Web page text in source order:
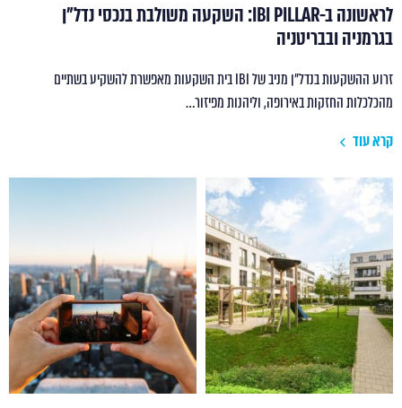
לראשונה ב-IBI PILLAR: השקעה משולבת בנכסי נדל"ן
בגרמניה ובבריטניה
זרוע ההשקעות בנדל"ן מניב של IBI בית השקעות מאפשרת להשקיע בשתיים
מהכלכלות החזקות באירופה, וליהנות מפיזור…
קרא עוד